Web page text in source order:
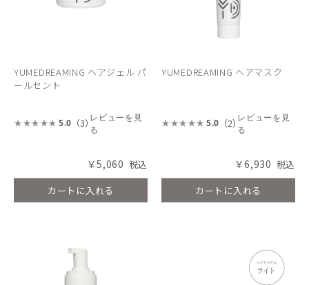
YUMEDREAMING ヘアジェル パ
ールセント
5.0 （3） レビューを見
る
￥5,060
カートに入れる
YUMEDREAMING ヘアマスク
5.0 （2） レビューを見
る
￥6,930
カートに入れる